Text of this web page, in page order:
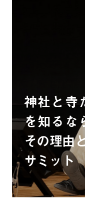
神社と寺
を知るな
その理由
サミット